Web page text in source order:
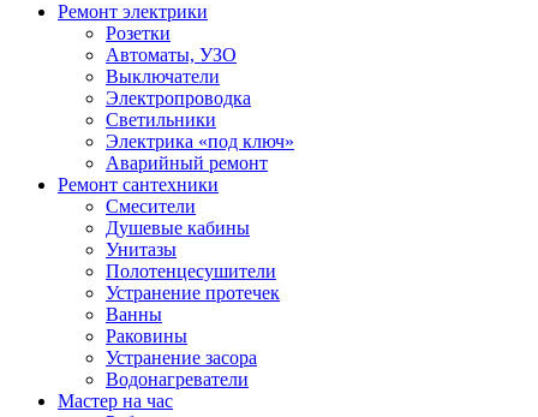
Ремонт электрики
Розетки
Автоматы, УЗО
Выключатели
Электропроводка
Светильники
Электрика «под ключ»
Аварийный ремонт
Ремонт сантехники
Смесители
Душевые кабины
Унитазы
Полотенцесушители
Устранение протечек
Ванны
Раковины
Устранение засора
Водонагреватели
Мастер на час